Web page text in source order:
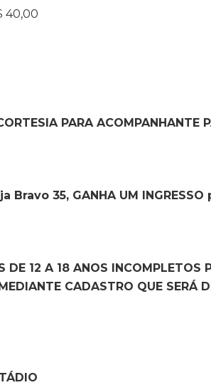
40,00
PARA ACOMPANHANTE
Bravo 35, GANHA UM
DE 12 A 18 ANOS INCOMPLETOS
CADASTRO QUE SERÁ